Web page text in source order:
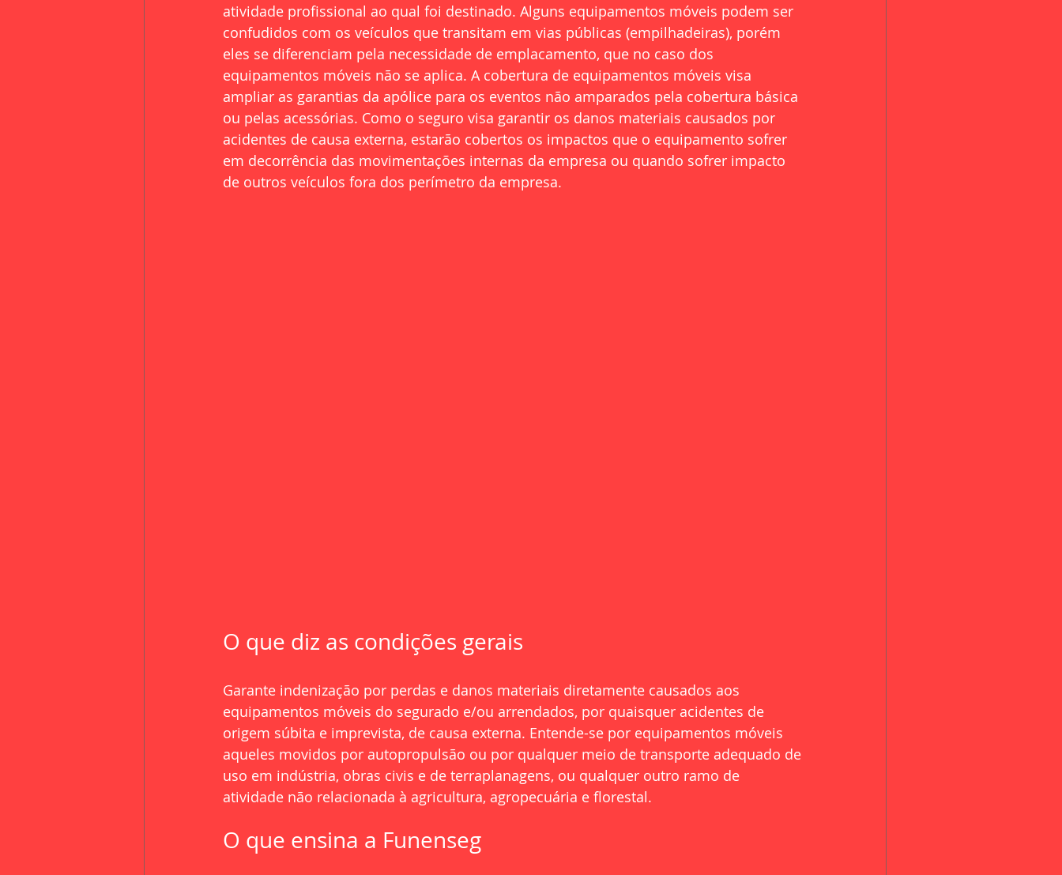
atividade profissional ao qual foi destinado. Alguns equipamentos móveis podem ser
confudidos com os veículos que transitam em vias públicas (empilhadeiras), porém
eles se diferenciam pela necessidade de emplacamento, que no caso dos
equipamentos móveis não se aplica. A cobertura de equipamentos móveis visa
ampliar as garantias da apólice para os eventos não amparados pela cobertura básica
ou pelas acessórias. Como o seguro visa garantir os danos materiais causados por
acidentes de causa externa, estarão cobertos os impactos que o equipamento sofrer
em decorrência das movimentações internas da empresa ou quando sofrer impacto
de outros veículos fora dos perímetro da empresa.
O que diz as condições gerais
Garante indenização por perdas e danos materiais diretamente causados aos
equipamentos móveis do segurado e/ou arrendados, por quaisquer acidentes de
origem súbita e imprevista, de causa externa. Entende-se por equipamentos móveis
aqueles movidos por autopropulsão ou por qualquer meio de transporte adequado de
uso em indústria, obras civis e de terraplanagens, ou qualquer outro ramo de
atividade não relacionada à agricultura, agropecuária e florestal.
O que ensina a Funenseg